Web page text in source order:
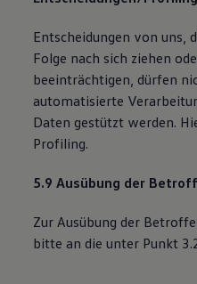
Entscheidungen von uns,
Folge nach sich ziehen
beeinträchtigen, dürfen
automatisierte
Daten gestützt werden.
Profiling.
5.9 Ausübung der
Zur Ausübung der
bitte an die unter Punkt